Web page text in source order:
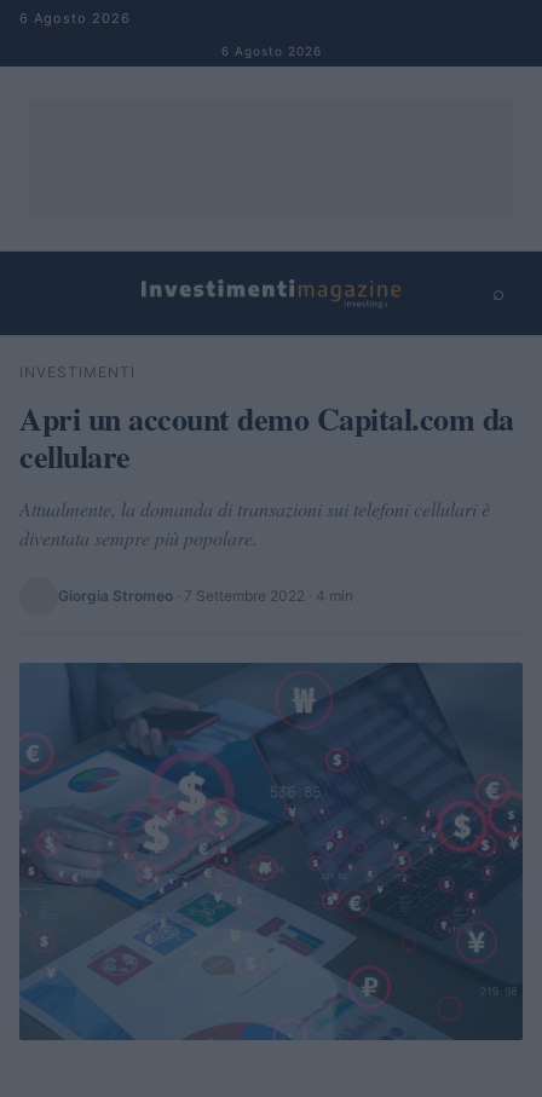
Salta al contenuto
6 Agosto 2026
6 Agosto 2026
⌕
Cerca
INVESTIMENTI
Apri un account demo Capital.com da
cellulare
Attualmente, la domanda di transazioni sui telefoni cellulari è
diventata sempre più popolare.
Giorgia Stromeo · 7 Settembre 2022 · 4 min